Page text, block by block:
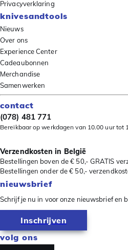
Privacyverklaring
knivesandtools
Nieuws
Over ons
Experience Center
Cadeaubonnen
Merchandise
Samenwerken
contact
(078) 481 771
Bereikbaar op werkdagen van 10.00 uur tot
Verzendkosten in België
Bestellingen boven de € 50,- GRATIS
Bestellingen onder de € 50,-
nieuwsbrief
Schrijf je nu in voor onze nieuwsbrief en
Inschrijven
volg ons